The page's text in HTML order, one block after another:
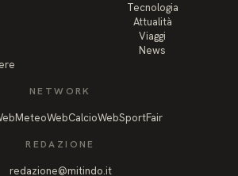
Tecnologia
Attualità
Viaggi
News
NETWORK
MeteoWebCalcioWebSportFair
REDAZIONE
redazione@mitindo.it